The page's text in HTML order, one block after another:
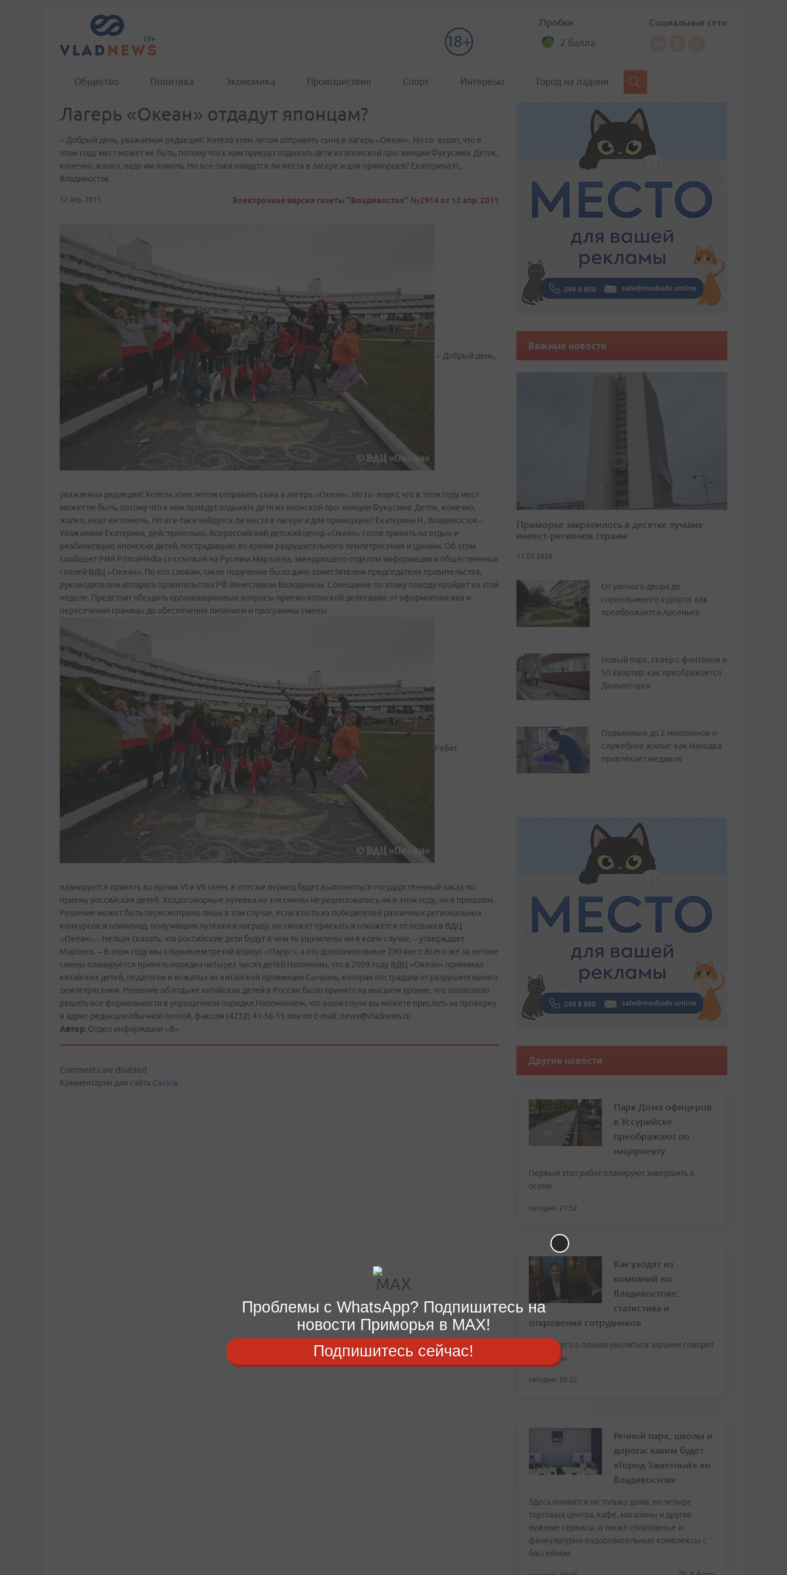
Пробки
2 балла
Социальные сети
Общество Политика Экономика Происшествия Спорт Интервью Город на ладони
Лагерь «Океан» отдадут японцам?
– Добрый день, уважаемая редакция! Хотела этим летом отправить сына в лагерь «Океан». Но го- ворят, что в
этом году мест может не быть, потому что к нам приедут отдыхать дети из японской про- винции Фукусима. Деток,
конечно, жалко, надо им помочь. Но все-таки найдутся ли места в лагере и для приморцев? Екатерина Н.,
Владивосток
12 апр. 2011 Электронная версия газеты "Владивосток" №2914 от 12 апр. 2011
– Добрый день,
уважаемая редакция! Хотела этим летом отправить сына в лагерь «Океан». Но го- ворят, что в этом году мест
может не быть, потому что к нам приедут отдыхать дети из японской про- винции Фукусима. Деток, конечно,
жалко, надо им помочь. Но все-таки найдутся ли места в лагере и для приморцев? Екатерина Н., Владивосток–
Уважаемая Екатерина, действительно, Всероссийский детский центр «Океан» готов принять на отдых и
реабилитацию японских детей, пострадавших во время разрушительного землетрясения и цунами. Об этом
сообщает РИА PrimaMedia со ссылкой на Руслана Марзоева, заведующего отделом информации и общественных
связей ВДЦ «Океан». По его словам, такое поручение было дано заместителем председателя правительства,
руководителем аппарата правительства РФ Вячеславом Володиным. Совещание по этому поводу пройдет на этой
неделе. Предстоит обсудить организационные вопросы приема японской делегации: от оформления виз и
пересечения границы до обеспечения питанием и программы смены.
Ребят
планируется принять во время VI и VII смен, в этот же период будет выполняться государственный заказ по
приему российских детей. Хоздоговорные путевки на эти смены не реализовались ни в этом году, ни в прошлом.
Решение может быть пересмотрено лишь в том случае, если кто-то из победителей различных региональных
конкурсов и олимпиад, получивших путевки в награду, не сможет приехать и откажется от отдыха в ВДЦ
«Океан».– Нельзя сказать, что российские дети будут в чем-то ущемлены ни в коем случае, – утверждает
Марзоев. – В этом году мы открываем третий корпус «Парус», а это дополнительные 290 мест. Всего же за летние
смены планируется принять порядка четырех тысяч детей.Напомним, что в 2009 году ВДЦ «Океан» принимал
китайских детей, педагогов и вожатых из китайской провинции Сычуань, которая пострадала от разрушительного
землетрясения. Решение об отдыхе китайских детей в России было принято на высшем уровне, что позволило
решить все формальности в упрощенном порядке.Напоминаем, что ваши слухи вы можете прислать на проверку
в адрес редакции обычной почтой, факсом (4232) 41-56-15 или по E-mail: news@vladnews.ru
Автор: Отдел информации «В»
Comments are disabled
Комментарии для сайта Cackle
Важные новости
Приморье закрепилось в десятке лучших
инвест-регионов страны
17.07.2026
От уютного двора до
горнолыжного курорта: как
преображается Арсеньев
Новый парк, сквер с фонтаном и
50 квартир: как преображается
Дальнегорск
Подъемные до 2 миллионов и
служебное жилье: как Находка
привлекает медиков
Другие новости
Парк Дома офицеров
в Уссурийске
преображают по
нацпроекту
Первый этап работ планируют завершить к
осени
сегодня, 21:32
Как уходят из
компаний во
Владивостоке:
статистика и
откровения сотрудников
Чаще всего о планах уволиться заранее говорят
женщины
сегодня, 20:32
Речной парк, школы и
дороги: каким будет
«Город Заметный» во
Владивостоке
Здесь появятся не только дома, но четыре
торговых центра, кафе, магазины и другие
нужные сервисы, а также спортивные и
физкультурно-оздоровительные комплексы с
бассейном
Проблемы с WhatsApp? Подпишитесь на
новости Приморья в MAX!
Подпишитесь сейчас!